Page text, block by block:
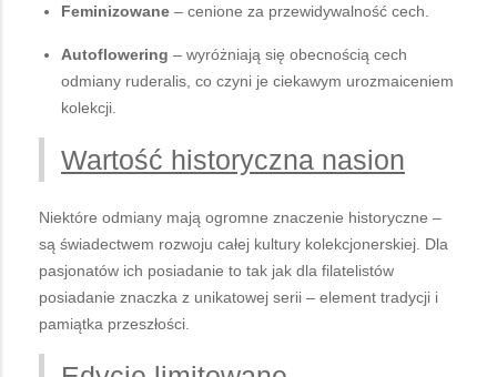
Feminizowane – cenione za przewidywalność cech.
Autoflowering – wyróżniają się obecnością cech
odmiany ruderalis, co czyni je ciekawym urozmaiceniem
kolekcji.
Wartość historyczna nasion
Niektóre odmiany mają ogromne znaczenie historyczne –
są świadectwem rozwoju całej kultury kolekcjonerskiej. Dla
pasjonatów ich posiadanie to tak jak dla filatelistów
posiadanie znaczka z unikatowej serii – element tradycji i
pamiątka przeszłości.